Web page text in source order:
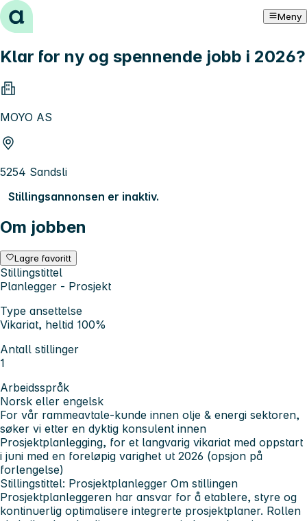
Hopp til innhold Meny
Klar for ny og spennende jobb i 2026?
MOYO AS
5254 Sandsli
Stillingsannonsen er inaktiv.
Om jobben
Lagre favoritt
Stillingstittel
Planlegger - Prosjekt
Type ansettelse
Vikariat, heltid 100%
Antall stillinger
1
Arbeidsspråk
Norsk eller engelsk
For vår rammeavtale-kunde innen olje & energi sektoren,
søker vi etter en dyktig konsulent innen
Prosjektplanlegging, for et langvarig vikariat med oppstart
i juni med en foreløpig varighet ut 2026 (opsjon på
forlengelse)
Stillingstittel: Prosjektplanlegger Om stillingen
Prosjektplanleggeren har ansvar for å etablere, styre og
kontinuerlig optimalisere integrerte prosjektplaner. Rollen